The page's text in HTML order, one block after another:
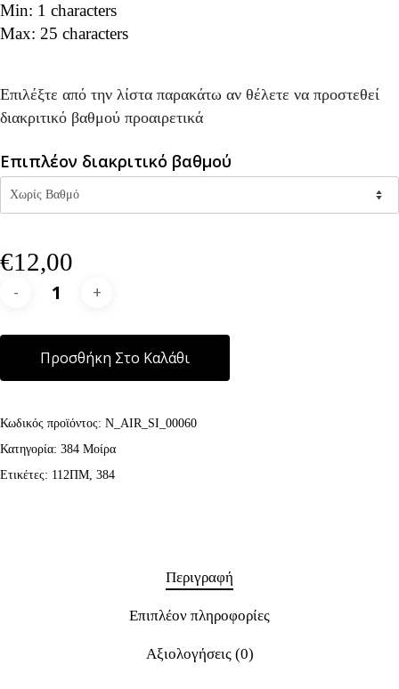
Min: 1 characters
Max: 25 characters
Επιλέξτε από την λίστα παρακάτω αν θέλετε να προστεθεί
διακριτικό βαθμού προαιρετικά
Επιπλέον διακριτικό βαθμού
€12,00
Προσθήκη Στο Καλάθι
Κωδικός προϊόντος: N_AIR_SI_00060
Κατηγορία: 384 Μοίρα
Ετικέτες: 112ΠΜ 384
Περιγραφή
Επιπλέον πληροφορίες
Αξιολογήσεις (0)